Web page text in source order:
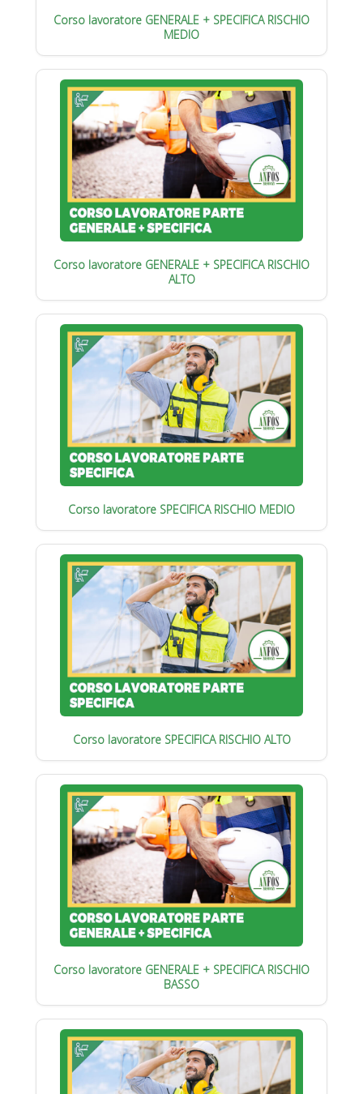
Corso lavoratore GENERALE + SPECIFICA RISCHIO
MEDIO
Corso lavoratore GENERALE + SPECIFICA RISCHIO
ALTO
Corso lavoratore SPECIFICA RISCHIO MEDIO
Corso lavoratore SPECIFICA RISCHIO ALTO
Corso lavoratore GENERALE + SPECIFICA RISCHIO
BASSO